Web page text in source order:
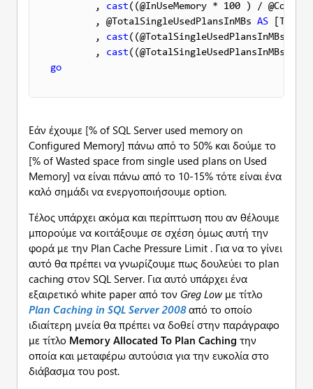
        ,
cast((@InUseMemory * 100 ) /
        , @TotalSingleUsedPlansInMBs
AS [Total
        ,
cast((@TotalSingleUsedPlansInMBs *
        ,
cast((@TotalSingleUsedPlansInMBs *
go
Εάν έχουμε [% of SQL Server used memory on
Configured Memory] πάνω από το 50% και δούμε το
[% of Wasted space from single used plans on Used
Memory] να είναι πάνω από το 10-15% τότε είναι ένα
καλό σημάδι να ενεργοποιήσουμε option.
Τέλος υπάρχει ακόμα και περίπτωση που αν θέλουμε
μπορούμε να κοιτάξουμε σε σχέση όμως αυτή την
φορά με την Plan Cache Pressure Limit . Για να το γίνει
αυτό θα πρέπει να γνωρίζουμε πως δουλεύει το plan
caching στον SQL Server. Για αυτό υπάρχει ένα
εξαιρετικό white paper από τον Greg Lowμε τίτλο
Plan Caching in SQL Server 2008από το οποίο
ιδιαίτερη μνεία θα πρέπει να δοθεί στην παράγραφο
με τίτλο Memory Allocated To Plan Caching την
οποία και μεταφέρω αυτούσια για την ευκολία στο
διάβασμα του post.